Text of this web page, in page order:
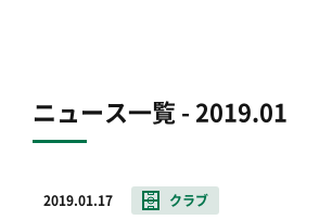
ニュース一覧 - 2019.01
2019.01.17 クラブ